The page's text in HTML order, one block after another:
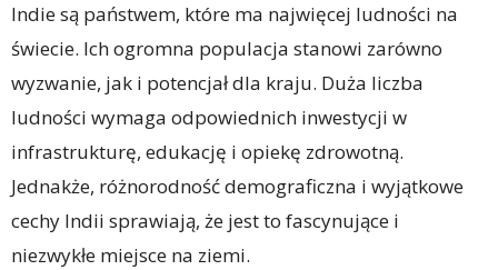
Indie są państwem, które ma najwięcej ludności na
świecie. Ich ogromna populacja stanowi zarówno
wyzwanie, jak i potencjał dla kraju. Duża liczba
ludności wymaga odpowiednich inwestycji w
infrastrukturę, edukację i opiekę zdrowotną.
Jednakże, różnorodność demograficzna i wyjątkowe
cechy Indii sprawiają, że jest to fascynujące i
niezwykłe miejsce na ziemi.